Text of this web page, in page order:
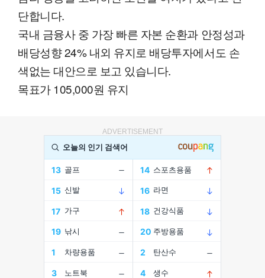
단합니다.
국내 금융사 중 가장 빠른 자본 순환과 안정성과
배당성향 24% 내외 유지로 배당투자에서도 손
색없는 대안으로 보고 있습니다.
목표가 105,000원 유지
ADVERTISEMENT